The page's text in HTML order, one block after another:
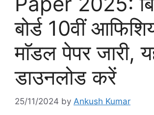
बोर्ड 10वीं
माॅडल पेपर जारी,
डाउनलोड करें
25/11/2024 by Ankush Kumar